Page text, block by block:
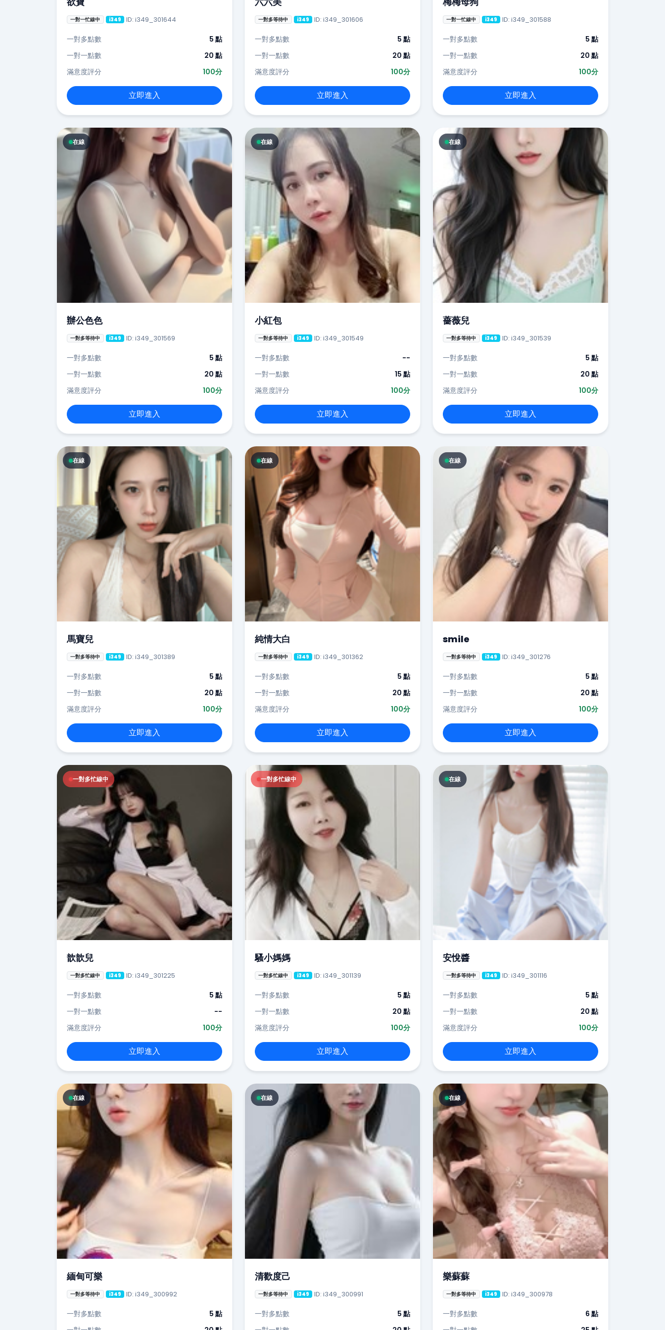
一對一忙線中 i349 ID: i349_301644
一對多點數
5 點
一對一點數
20 點
滿意度評分
100分
立即進入
一對多等待中 i349 ID: i349_301606
一對多點數
5 點
一對一點數
20 點
滿意度評分
100分
立即進入
一對一忙線中 i349 ID: i349_301588
一對多點數
5 點
一對一點數
20 點
滿意度評分
100分
立即進入
在線
辦公色色
一對多等待中 i349 ID: i349_301569
一對多點數
5 點
一對一點數
20 點
滿意度評分
100分
立即進入
在線
小紅包
一對多等待中 i349 ID: i349_301549
一對多點數
--
一對一點數
15 點
滿意度評分
100分
立即進入
在線
薔薇兒
一對多等待中 i349 ID: i349_301539
一對多點數
5 點
一對一點數
20 點
滿意度評分
100分
立即進入
在線
馬寶兒
一對多等待中 i349 ID: i349_301389
一對多點數
5 點
一對一點數
20 點
滿意度評分
100分
立即進入
在線
純情大白
一對多等待中 i349 ID: i349_301362
一對多點數
5 點
一對一點數
20 點
滿意度評分
100分
立即進入
在線
smile
一對多等待中 i349 ID: i349_301276
一對多點數
5 點
一對一點數
20 點
滿意度評分
100分
立即進入
一對多忙線中
歆歆兒
一對多忙線中 i349 ID: i349_301225
一對多點數
5 點
一對一點數
--
滿意度評分
100分
立即進入
一對多忙線中
騷小媽媽
一對多忙線中 i349 ID: i349_301139
一對多點數
5 點
一對一點數
20 點
滿意度評分
100分
立即進入
在線
安悅醬
一對多等待中 i349 ID: i349_301116
一對多點數
5 點
一對一點數
20 點
滿意度評分
100分
立即進入
在線
緬甸可樂
一對多等待中 i349 ID: i349_300992
一對多點數
5 點
在線
清歡度己
一對多等待中 i349 ID: i349_300991
一對多點數
5 點
在線
樂蘇蘇
一對多等待中 i349 ID: i349_300978
一對多點數
6 點